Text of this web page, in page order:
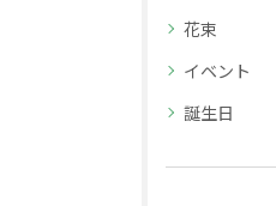
花束
イベント
誕生日